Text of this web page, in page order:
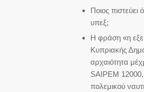
Ποιος πιστεύει
υπεξ;
Η φράση «η
Κυπριακής
αρχαιότητα
SAIPEM
πολεμικού